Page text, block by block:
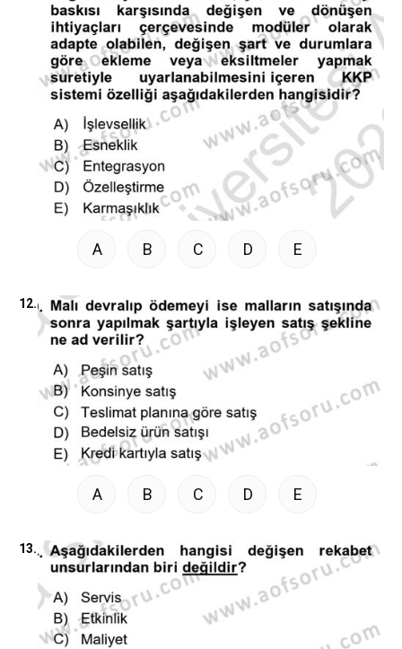
A B C D E
12.
A B C D E
13.